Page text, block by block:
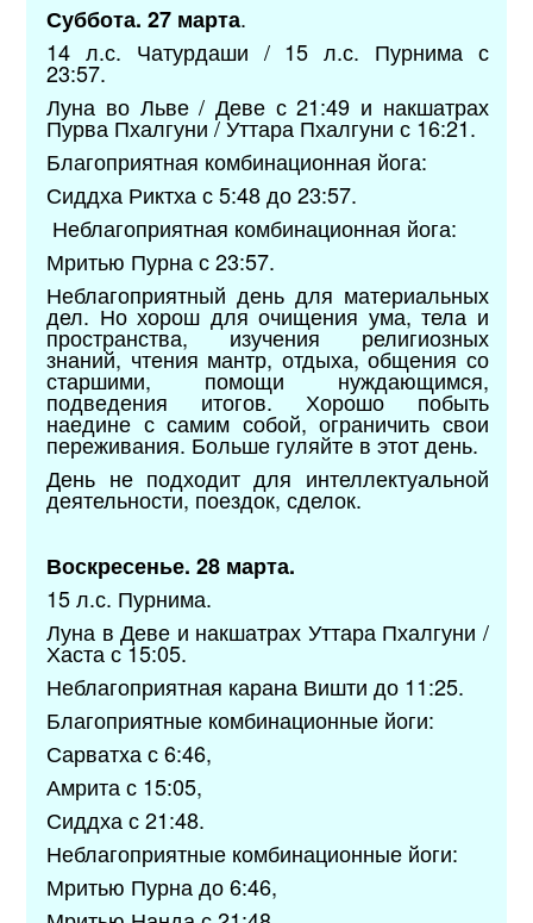
Суббота. 27 марта.
14 л.с. Чатурдаши / 15 л.с. Пурнима с
23:57.
Луна во Льве / Деве с 21:49 и накшатрах
Пурва Пхалгуни / Уттара Пхалгуни с 16:21.
Благоприятная комбинационная йога:
Сиддха Риктха с 5:48 до 23:57.
Неблагоприятная комбинационная йога:
Мритью Пурна с 23:57.
Неблагоприятный день для материальных
дел. Но хорош для очищения ума, тела и
пространства, изучения религиозных
знаний, чтения мантр, отдыха, общения со
старшими, помощи нуждающимся,
подведения итогов. Хорошо побыть
наедине с самим собой, ограничить свои
переживания. Больше гуляйте в этот день.
День не подходит для интеллектуальной
деятельности, поездок, сделок.
Воскресенье. 28 марта.
15 л.с. Пурнима.
Луна в Деве и накшатрах Уттара Пхалгуни /
Хаста с 15:05.
Неблагоприятная карана Вишти до 11:25.
Благоприятные комбинационные йоги:
Сарватха с 6:46,
Амрита с 15:05,
Сиддха с 21:48.
Неблагоприятные комбинационные йоги:
Мритью Пурна до 6:46,